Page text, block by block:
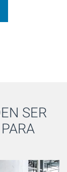
SER